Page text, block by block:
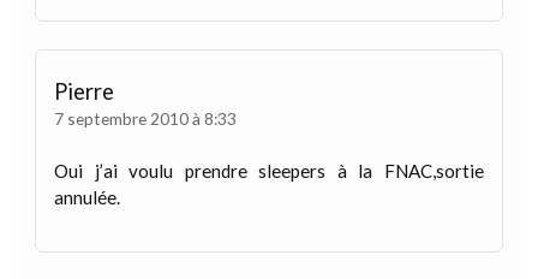
Pierre
7 septembre 2010 à 8:33
Oui j’ai voulu prendre sleepers à la FNAC,sortie
annulée.